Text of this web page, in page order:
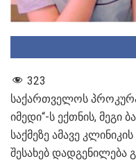
323
საქართველოს
იმედი“-ს ექთნის, მეგი
საქმეზე ამავე
შესახებ დადგენილება